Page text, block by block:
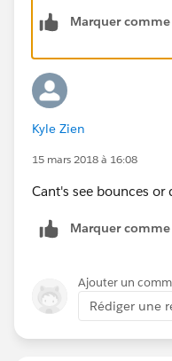
Marquer
Kyle Zien
15 mars 2018 à 16:08
Cant's see bounces or
Marquer
Ajouter un
Rédiger une